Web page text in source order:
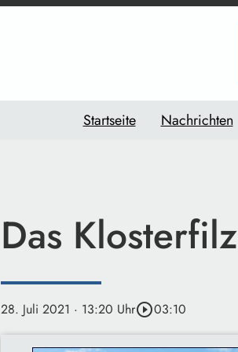
Startseite Nachrichten
Das Klosterfilz
28. Juli 2021 · 13:20 Uhrplay_circle_outline03:10